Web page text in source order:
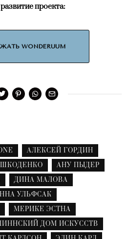
проекта:
WONDERUUM
АЛЕКСЕЙ ГОРДИН
АНУ ПЫДЕР
ДИНА МАЛОВА
УЛЬФСАК
МЕРИКЕ ЭСТНА
ДОМ ИСКУССТВ